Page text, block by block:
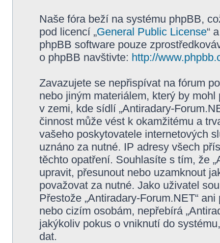
Naše fóra beží na systému phpBB,
pod licencí „General Public License“
phpBB software pouze
o phpBB navštivte: http://
Zavazujete se nepřispívat na fórum
nebo jiným materiálem, který by
v zemi, kde sídlí „Antiradary-
činnost může vést k okamžitému a
vašeho poskytovatele internetových
uznáno za nutné. IP adresy všech
těchto opatření. Souhlasíte s tím, že
upravit, přesunout nebo uzamknout
považovat za nutné. Jako uživatel
Přestože „Antiradary-Forum.NET“
nebo cizím osobám, nepřebírá
jakýkoliv pokus o vniknutí do
dat.